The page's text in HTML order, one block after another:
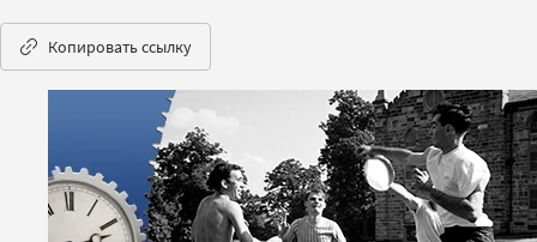
Копировать ссылку